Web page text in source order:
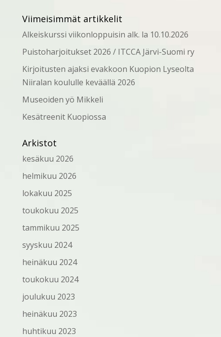
Viimeisimmät artikkelit
Alkeiskurssi viikonloppuisin alk. la 10.10.2026
Puistoharjoitukset 2026 / ITCCA Järvi-Suomi ry
Kirjoitusten ajaksi evakkoon Kuopion Lyseolta
Niiralan koululle keväällä 2026
Museoiden yö Mikkeli
Kesätreenit Kuopiossa
Arkistot
kesäkuu 2026
helmikuu 2026
lokakuu 2025
toukokuu 2025
tammikuu 2025
syyskuu 2024
heinäkuu 2024
toukokuu 2024
joulukuu 2023
heinäkuu 2023
huhtikuu 2023